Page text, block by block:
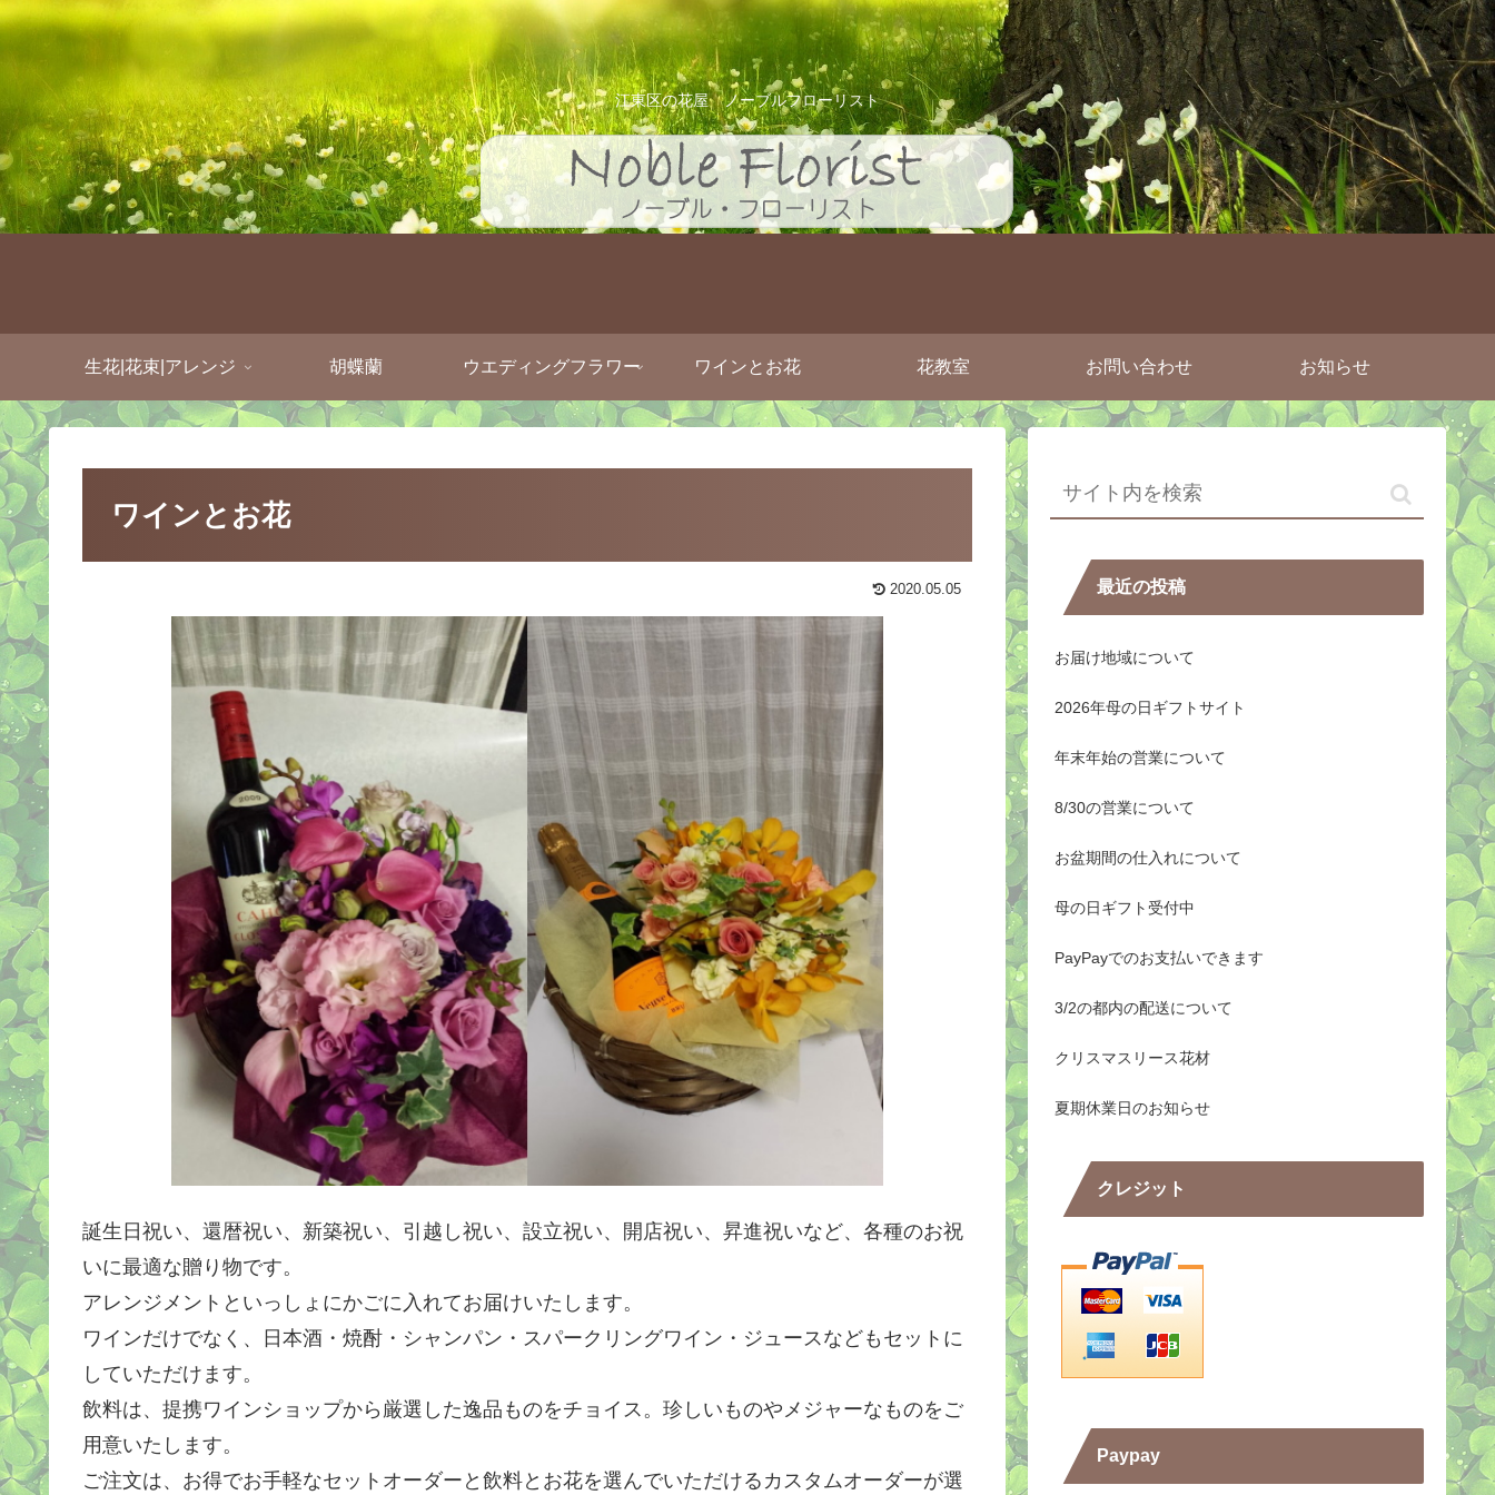
江東区の花屋 ノーブルフローリスト
生花|花束|アレンジ 胡蝶蘭 ウエディングフラワー ワインとお花 花教室 お問い合わせ お知らせ
ワインとお花
2020.05.05
誕生日祝い、還暦祝い、新築祝い、引越し祝い、設立祝い、開店祝い、昇進祝いなど、各種のお祝
いに最適な贈り物です。
アレンジメントといっしょにかごに入れてお届けいたします。
ワインだけでなく、日本酒・焼酎・シャンパン・スパークリングワイン・ジュースなどもセットに
していただけます。
飲料は、提携ワインショップから厳選した逸品ものをチョイス。珍しいものやメジャーなものをご
用意いたします。
ご注文は、お得でお手軽なセットオーダーと飲料とお花を選んでいただけるカスタムオーダーが選
最近の投稿
お届け地域について
2026年母の日ギフトサイト
年末年始の営業について
8/30の営業について
お盆期間の仕入れについて
母の日ギフト受付中
PayPayでのお支払いできます
3/2の都内の配送について
クリスマスリース花材
夏期休業日のお知らせ
クレジット
Paypay